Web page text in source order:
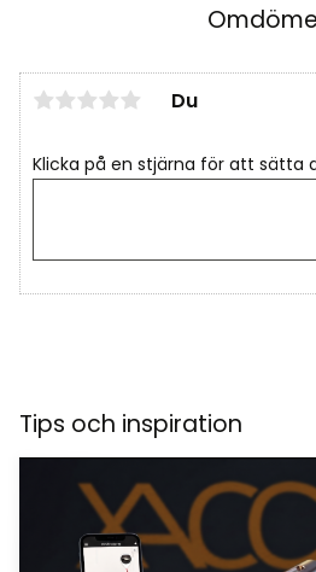
Du
Klicka på en stjärna för att sätta
Tips och inspiration